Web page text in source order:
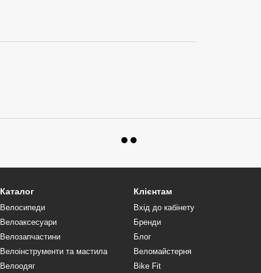
Каталог
Велосипеди
Велоаксесуари
Велозапчастини
Велоінструменти та мастила
Велоодяг
Клієнтам
Вхід до кабінету
Бренди
Блог
Веломайстерня
Bike Fit